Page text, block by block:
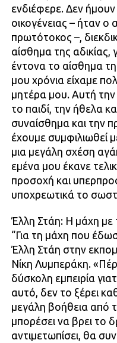
ενδιέφερε. Δεν ήμουν
οικογένειας – ήταν
πρωτότοκος –,
αίσθημα της αδικίας,
έντονα το αίσθημα
μου χρόνια είχαμε
μητέρα μου. Αυτή
το παιδί, την ήθελα
συναίσθημα και την
έχουμε συμφιλιωθεί
μια μεγάλη σχέση
εμένα μου έκανε
προσοχή και
υποχρεωτικά το
Έλλη Στάη: Η μάχη με
“Για τη μάχη που
Έλλη Στάη στην
Νίκη Λυμπεράκη.
δύσκολη εμπειρία
αυτό, δεν το ξέρει
μεγάλη βοήθεια από
μπορέσει να βρει το
αντιμετωπίσει, θα